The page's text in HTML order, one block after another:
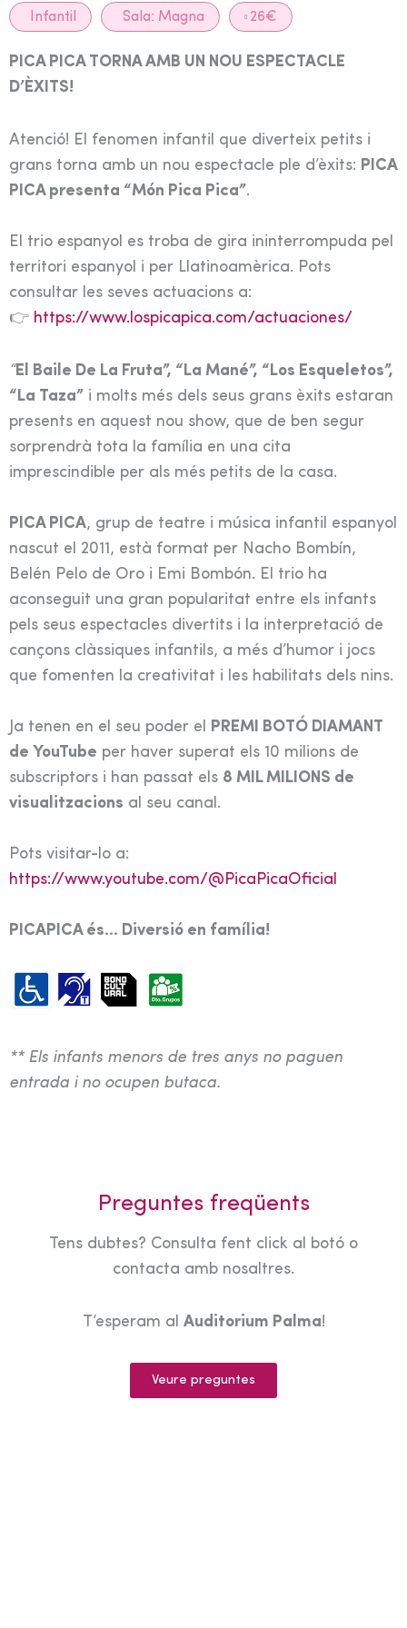
Infantil Sala: Magna 26€
PICA PICA TORNA AMB UN NOU ESPECTACLE
D’ÈXITS!
Atenció! El fenomen infantil que diverteix petits i
grans torna amb un nou espectacle ple d’èxits: PICA
PICA presenta “Món Pica Pica”.
El trio espanyol es troba de gira ininterrompuda pel
territori espanyol i per Llatinoamèrica. Pots
consultar les seves actuacions a:
👉 https://www.lospicapica.com/actuaciones/
“El Baile De La Fruta”, “La Mané”, “Los Esqueletos”,
“La Taza” i molts més dels seus grans èxits estaran
presents en aquest nou show, que de ben segur
sorprendrà tota la família en una cita
imprescindible per als més petits de la casa.
PICA PICA, grup de teatre i música infantil espanyol
nascut el 2011, està format per Nacho Bombín,
Belén Pelo de Oro i Emi Bombón. El trio ha
aconseguit una gran popularitat entre els infants
pels seus espectacles divertits i la interpretació de
cançons clàssiques infantils, a més d’humor i jocs
que fomenten la creativitat i les habilitats dels nins.
Ja tenen en el seu poder el PREMI BOTÓ DIAMANT
de YouTube per haver superat els 10 milions de
subscriptors i han passat els 8 MIL MILIONS de
visualitzacions al seu canal.
Pots visitar-lo a:
https://www.youtube.com/@PicaPicaOficial
PICAPICA és… Diversió en família!
** Els infants menors de tres anys no paguen
entrada i no ocupen butaca.
Preguntes freqüents
Tens dubtes? Consulta fent click al botó o
contacta amb nosaltres.
T’esperam al Auditorium Palma!
Veure preguntes